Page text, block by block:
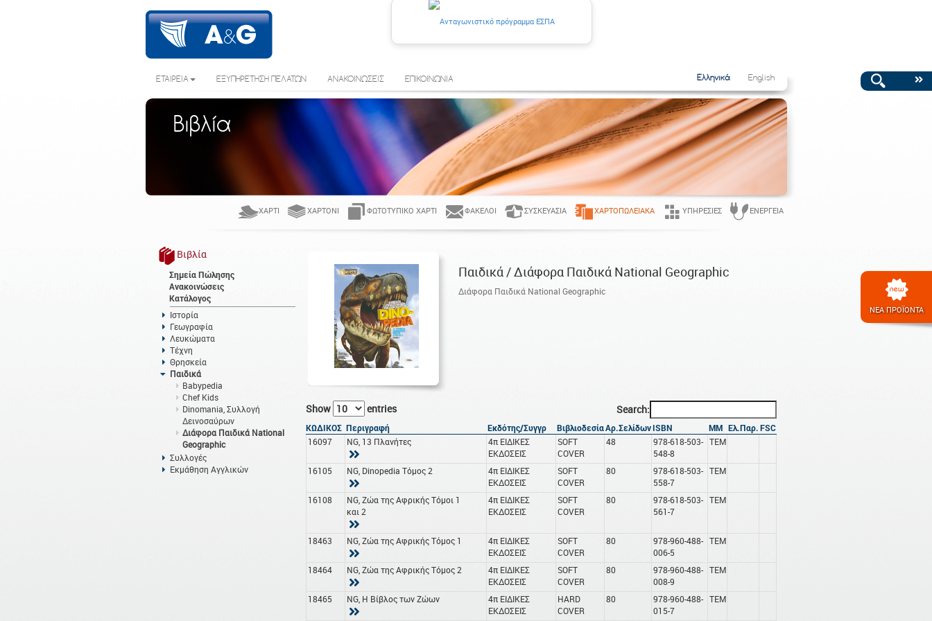
ΝΕΑ ΠΡΟΪΟΝΤΑ
ΕΤΑΙΡΕΙΑ ΕΞΥΠΗΡΕΤΗΣΗ ΠΕΛΑΤΩΝ ΑΝΑΚΟΙΝΩΣΕΙΣ ΕΠΙΚΟΙΝΩΝΙΑ Ελληνικά English
Βιβλία
ΧΑΡΤΊ ΧΑΡΤΌΝΙ ΦΩΤΟΤΥΠΙΚΌ ΧΑΡΤΊ ΦΆΚΕΛΟΙ ΣΥΣΚΕΥΑΣΊΑ ΧΑΡΤΟΠΩΛΕΙΑΚΆ ΥΠΗΡΕΣΊΕΣ ΕΝΈΡΓΕΙΑ
Βιβλία
Σημεία Πώλησης
Ανακοινώσεις
Κατάλογος
Ιστορία
Γεωγραφία
Λευκώματα
Τέχνη
Θρησκεία
Παιδικά
Babypedia
Chef Kids
Dinomania, Συλλογή
Δεινοσαύρων
Διάφορα Παιδικά National
Geographic
Συλλογές
Εκμάθηση Αγγλικών
Παιδικά / Διάφορα Παιδικά National Geographic
Διάφορα Παιδικά National Geographic
Show entries Search:
ΚΩΔΙΚΟΣ Περιγραφή Εκδότης/Συγγρ ΒιβλιοδεσίαΑρ.ΣελίδωνISBN ΜΜ Ελ.Παρ.FSC
16097
NG, 13 Πλανήτες
4π ΕΙΔΙΚΕΣ
ΕΚΔΟΣΕΙΣ
SOFT
COVER
48
978-618-503-
548-8
ΤΕΜ
16105 NG, Dinopedia Τόμος 2
4π ΕΙΔΙΚΕΣ
ΕΚΔΟΣΕΙΣ
SOFT
COVER
80
978-618-503-
558-7
ΤΕΜ
16108
NG, Ζώα της Αφρικής Τόμοι 1
και 2
4π ΕΙΔΙΚΕΣ
ΕΚΔΟΣΕΙΣ
SOFT
COVER
80
978-618-503-
561-7
ΤΕΜ
18463 NG, Ζώα της Αφρικής Τόμος 1
4π ΕΙΔΙΚΕΣ
ΕΚΔΟΣΕΙΣ
SOFT
COVER
80
978-960-488-
006-5
ΤΕΜ
18464 NG, Ζώα της Αφρικής Τόμος 2
4π ΕΙΔΙΚΕΣ
ΕΚΔΟΣΕΙΣ
SOFT
COVER
80
978-960-488-
008-9
ΤΕΜ
18465 NG, Η Βίβλος των Ζώων
4π ΕΙΔΙΚΕΣ
ΕΚΔΟΣΕΙΣ
HARD
COVER
80
978-960-488-
015-7
ΤΕΜ